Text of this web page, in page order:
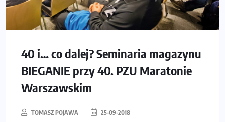
40 i… co dalej? Seminaria magazynu
BIEGANIE przy 40. PZU Maratonie
Warszawskim
TOMASZ POJAWA 25-09-2018